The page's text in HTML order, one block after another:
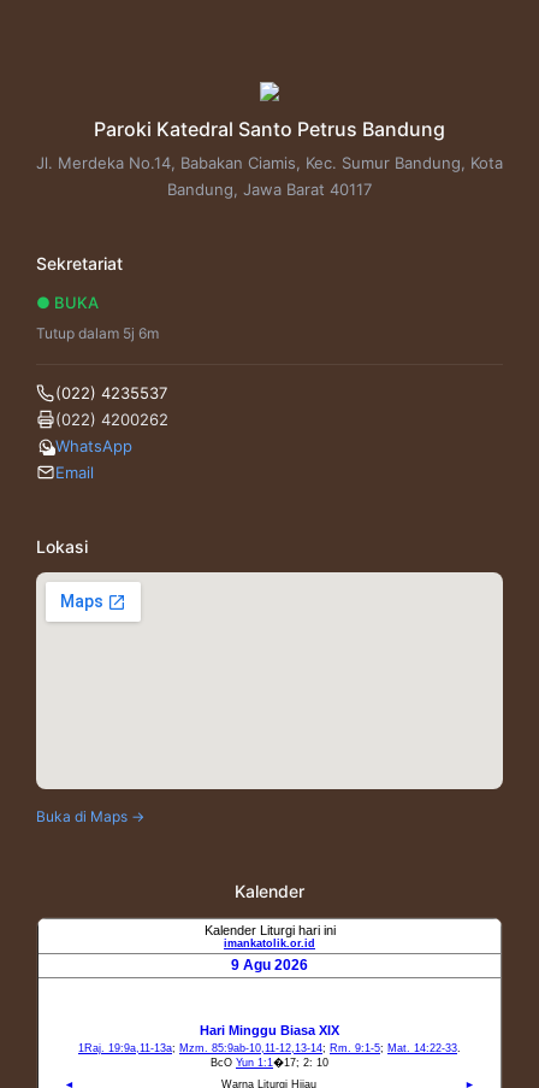
Paroki Katedral Santo Petrus Bandung
Jl. Merdeka No.14, Babakan Ciamis, Kec. Sumur Bandung, Kota
Bandung, Jawa Barat 40117
Sekretariat
● BUKA
Tutup dalam 5j 6m
(022) 4235537
(022) 4200262
WhatsApp
Email
Lokasi
Buka di Maps →
Kalender